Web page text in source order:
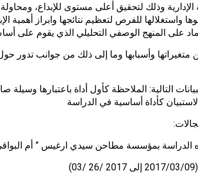
وذلك لتحقيق أعلى مستوى للإبداع،
واستغلالها للفرص لتعظيم نتائجها وابراز أهمية
على المنهج الوصفي التحليلي الذي يقوم على
متغيراتها وأسبابها وما إلى ذلك من جوانب تدور
التالية: الملاحظة كأول أداة باعتبارها وسيلة
كأداة أساسية في الدراسة
الدراسة بمؤسسة مطاحن سيدي ارغيس ” أم